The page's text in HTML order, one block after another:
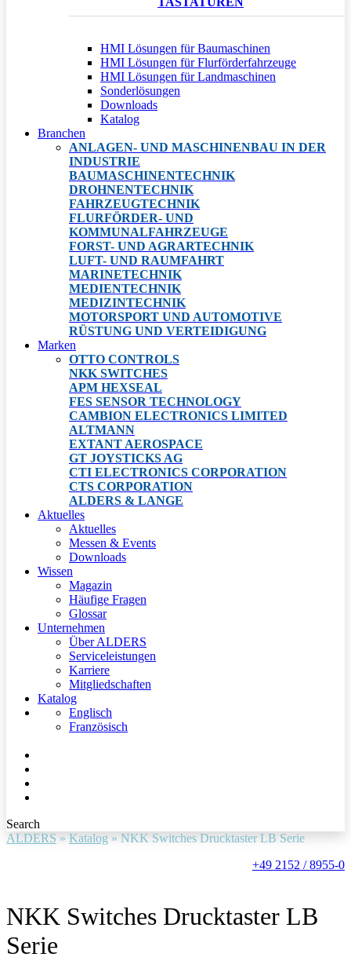
HMI Lösungen für Baumaschinen
HMI Lösungen für Flurförderfahrzeuge
HMI Lösungen für Landmaschinen
Sonderlösungen
Downloads
Katalog
Branchen
ANLAGEN- UND MASCHINENBAU IN DER
INDUSTRIE
BAUMASCHINENTECHNIK
DROHNENTECHNIK
FAHRZEUGTECHNIK
FLURFÖRDER- UND
KOMMUNALFAHRZEUGE
FORST- UND AGRARTECHNIK
LUFT- UND RAUMFAHRT
MARINETECHNIK
MEDIENTECHNIK
MEDIZINTECHNIK
MOTORSPORT UND AUTOMOTIVE
RÜSTUNG UND VERTEIDIGUNG
Marken
OTTO CONTROLS
NKK SWITCHES
APM HEXSEAL
FES SENSOR TECHNOLOGY
CAMBION ELECTRONICS LIMITED
ALTMANN
EXTANT AEROSPACE
GT JOYSTICKS AG
CTI ELECTRONICS CORPORATION
CTS CORPORATION
ALDERS & LANGE
Aktuelles
Aktuelles
Messen & Events
Downloads
Wissen
Magazin
Häufige Fragen
Glossar
Unternehmen
Über ALDERS
Serviceleistungen
Karriere
Mitgliedschaften
Katalog
Englisch
Französisch
Search
ALDERS » Katalog » NKK Switches Drucktaster LB Serie
+49 2152 / 8955-0
NKK Switches Drucktaster LB
Serie